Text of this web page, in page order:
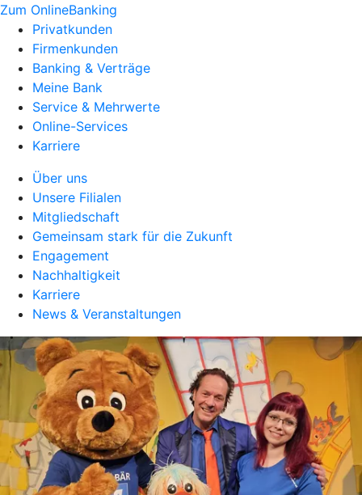
Zum OnlineBanking
Privatkunden
Firmenkunden
Banking & Verträge
Meine Bank
Service & Mehrwerte
Online-Services
Karriere
Über uns
Unsere Filialen
Mitgliedschaft
Gemeinsam stark für die Zukunft
Engagement
Nachhaltigkeit
Karriere
News & Veranstaltungen